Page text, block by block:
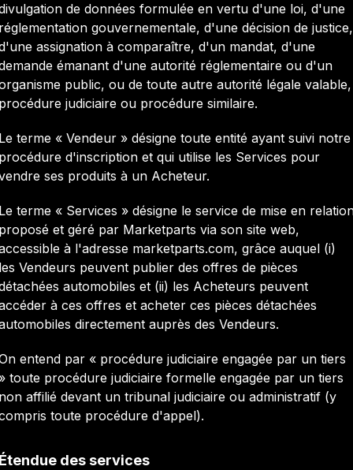
de données formulée en vertu d'une loi, d'une
gouvernementale, d'une décision de justice,
assignation à comparaître, d'un mandat, d'une
émanant d'une autorité réglementaire ou d'un
public, ou de toute autre autorité légale valable,
judiciaire ou procédure similaire.
terme « Vendeur » désigne toute entité ayant suivi notre
d'inscription et qui utilise les Services pour
ses produits à un Acheteur.
terme « Services » désigne le service de mise en
et géré par Marketparts via son site web,
à l'adresse marketparts.com, grâce auquel (i)
Vendeurs peuvent publier des offres de pièces
automobiles et (ii) les Acheteurs peuvent
à ces offres et acheter ces pièces détachées
directement auprès des Vendeurs.
entend par « procédure judiciaire engagée par un tiers
toute procédure judiciaire formelle engagée par un tiers
affilié devant un tribunal judiciaire ou administratif (y
toute procédure d'appel).
des services